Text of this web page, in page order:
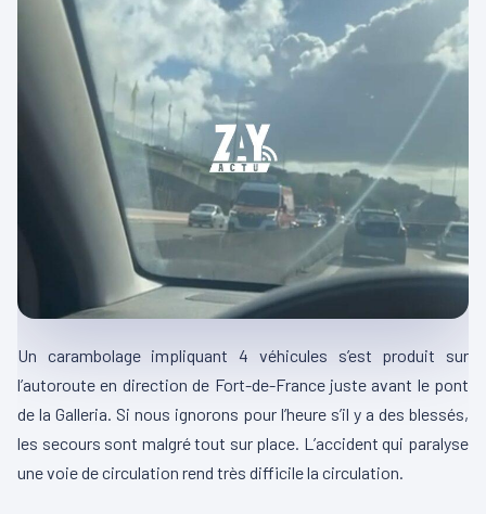
Un carambolage impliquant 4 véhicules s’est produit sur
l’autoroute en direction de Fort-de-France juste avant le pont
de la Galleria. Si nous ignorons pour l’heure s’il y a des blessés,
les secours sont malgré tout sur place. L’accident qui paralyse
une voie de circulation rend très difficile la circulation.